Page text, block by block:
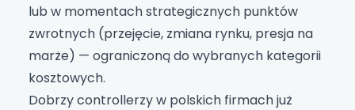
lub w momentach strategicznych punktów
zwrotnych (przejęcie, zmiana rynku, presja na
marże) — ograniczoną do wybranych kategorii
kosztowych.
Dobrzy controllerzy w polskich firmach już